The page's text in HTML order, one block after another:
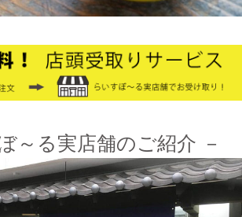
利用をお待ちしております。
チャンネル お買い物モニターアンバサダー
いすぼ～るインスタグラムをチェッ
した≫ 2021年7月12日 CBCテレビ まちイ
日井市・専門店』巡りで TKOの木本武宏さ
～る実店舗のご紹介 －